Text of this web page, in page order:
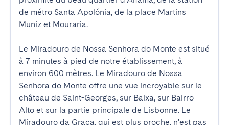
de métro Santa Apolónia, de la place Martins
Muniz et Mouraria.
Le Miradouro de Nossa Senhora do Monte est situé
à 7 minutes à pied de notre établissement, à
environ 600 mètres. Le Miradouro de Nossa
Senhora do Monte offre une vue incroyable sur le
château de Saint-Georges, sur Baixa, sur Bairro
Alto et sur la partie principale de Lisbonne. Le
Miradouro da Graca, qui est plus proche, n'est pas